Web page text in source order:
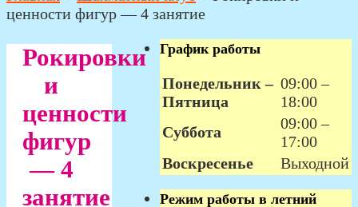
ценности фигур — 4 занятие
Рокировки
и
ценности
фигур
— 4
занятие
График работы
Понедельник –
Пятница
09:00 –
18:00
Суббота
09:00 –
17:00
Воскресенье
Выходной
Режим работы в летний